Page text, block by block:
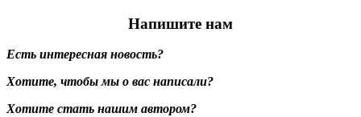
Напишите нам
Есть интересная новость?
Хотите, чтобы мы о вас написали?
Хотите стать нашим автором?